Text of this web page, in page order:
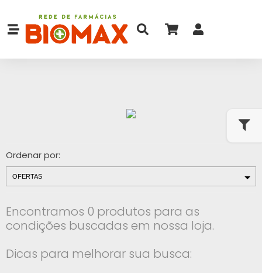
Ordenar por:
Encontramos 0 produtos para as
condições buscadas em nossa loja.
Dicas para melhorar sua busca: